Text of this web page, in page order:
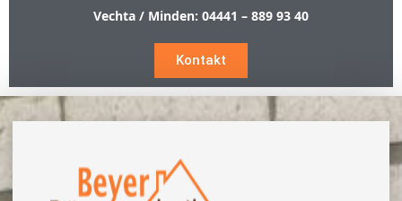
Vechta / Minden: 04441 – 889 93 40
Kontakt